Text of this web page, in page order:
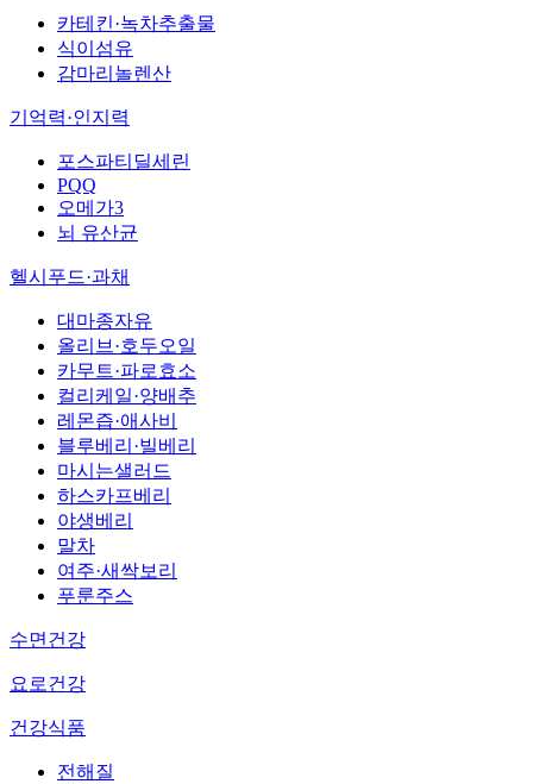
카테킨·녹차추출물
식이섬유
감마리놀렌산
기억력·인지력
포스파티딜세린
PQQ
오메가3
뇌 유산균
헬시푸드·과채
대마종자유
올리브·호두오일
카무트·파로효소
컬리케일·양배추
레몬즙·애사비
블루베리·빌베리
마시는샐러드
하스카프베리
야생베리
말차
여주·새싹보리
푸룬주스
수면건강
요로건강
건강식품
전해질